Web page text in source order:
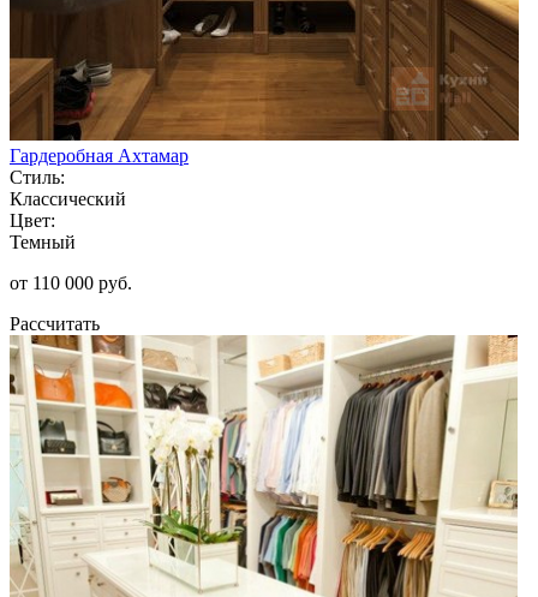
Гардеробная Ахтамар
Стиль:
Классический
Цвет:
Темный
от 110 000 руб.
Рассчитать